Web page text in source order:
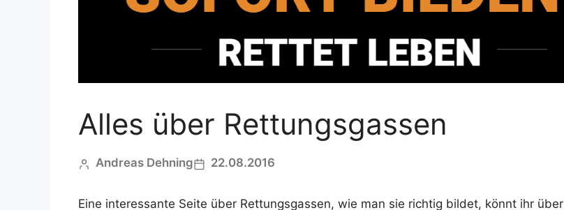
Alles über Rettungsgassen
Andreas Dehning 22.08.2016
Eine interessante Seite über Rettungsgassen, wie man sie richtig bildet, könnt ihr über